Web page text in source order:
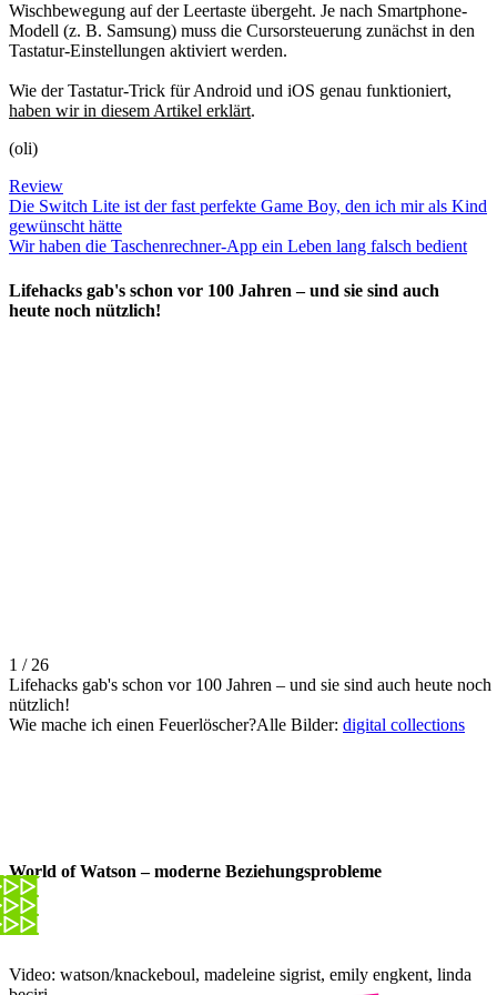
Wischbewegung auf der Leertaste übergeht. Je nach Smartphone-
Modell (z. B. Samsung) muss die Cursorsteuerung zunächst in den
Tastatur-Einstellungen aktiviert werden.
Wie der Tastatur-Trick für Android und iOS genau funktioniert,
haben wir in diesem Artikel erklärt.
(oli)
Review
Die Switch Lite ist der fast perfekte Game Boy, den ich mir als Kind
gewünscht hätte
Wir haben die Taschenrechner-App ein Leben lang falsch bedient
Lifehacks gab's schon vor 100 Jahren – und sie sind auch
heute noch nützlich!
1 / 26
Lifehacks gab's schon vor 100 Jahren – und sie sind auch heute noch
nützlich!
Wie mache ich einen Feuerlöscher?Alle Bilder: digital collections
World of Watson – moderne Beziehungsprobleme
Video: watson/knackeboul, madeleine sigrist, emily engkent, linda